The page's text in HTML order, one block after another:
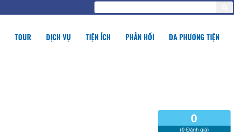
TOUR DỊCH VỤ TIỆN ÍCH PHẢN HỒI ĐA PHƯƠNG TIỆN
0
(0 Đánh giá)